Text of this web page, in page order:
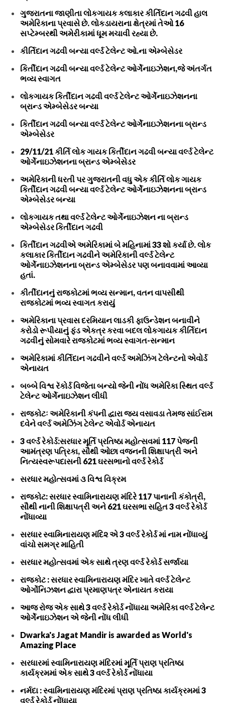
ગુજરાતના જાણીતા લોકગાયક કલાકાર કીર્તિદાન ગઢવી હાલ
અમેરિકાના પ્રવાસે છે. લોકડાયરાના ક્ષેત્રમાં તેઓ 16
સપ્ટેમ્બરથી અમેરીકામાં ધૂમ મચાવી રહ્યા છે.
કીર્તિદાન ગઢવી બન્યા વર્લ્ડ ટેલેન્ટ ઓ.ના એમ્બેસેડર
કિર્તીદાન ગઢવી બન્યા વર્લ્ડ ટેલેન્ટ ઓર્ગેનાઇઝેશન,જે અંતર્ગત
ભવ્ય સ્વાગત
લોકગાયક કિર્તીદાન ગઢવી વર્લ્ડ ટેલેન્ટ ઓર્ગેનાઇઝેશનના
બ્રાન્ડ એમ્બેસેડર બન્યા
કિર્તીદાન ગઢવી બન્યા વર્લ્ડ ટેલેન્ટ ઓર્ગેનાઇઝેશનના બ્રાન્ડ
એમ્બેસેડર
29/11/21 કીર્તિ લોક ગાયક કિર્તીદાન ગઢવી બન્યા વર્લ્ડ ટેલેન્ટ
ઓર્ગેનાઇઝેશનના બ્રાન્ડ એમ્બેસેડર
અમેરિકાની ધરતી પર ગુજરાતની વધુ એક કીર્તિ લોક ગાયક
કિર્તીદાન ગઢવી બન્યા વર્લ્ડ ટેલેન્ટ ઓર્ગેનાઇઝેશનના બ્રાન્ડ
એમ્બેસેડર બન્યા
લોકગાયક તથા વર્લ્ડ ટેલેન્ટ ઓર્ગેનાઇઝેશન ના બ્રાન્ડ
એમ્બેસેડર કિર્તીદાન ગઢવી
કિર્તીદાન ગઢવીએ અમેરિકામાં બે મહિનામાં 33 શો કર્યા છે. લોક
કલાકાર કિર્તીદાન ગઢવીને અમેરિકાની વર્લ્ડ ટેલેન્ટ
ઓર્ગેનાઇઝેશનના બ્રાન્ડ એમ્બેસેડર પણ બનાવવામાં આવ્યા
હતાં.
કીર્તીદાનનું રાજકોટમાં ભવ્ય સન્માન, વતન વાપસીથી
રાજકોટમાં ભવ્ય સ્વાગત કરાયું
અમેરિકાના પ્રવાસ દરમિયાન લાડકી ફાઉન્ડેશન બનાવીને
કરોડો રૂપીયાનું ફંડ એકત્ર કરવા બદલ લોકગાયક કીર્તિદાન
ગઢવીનું સોમવારે રાજકોટમાં ભવ્ય સ્વાગત-સન્માન
અમેરિકામાં કીર્તિદાન ગઢવીને વર્લ્ડ અમેઝિંગ ટેલેન્ટનો એવોર્ડ
એનાયત
બબ્બે વિશ્વ રૅકોર્ડ વિજેતા બન્યો જેની નોંધ અમેરિકા સ્થિત વર્લ્ડ
ટેલેન્ટ ઓર્ગેનાઇઝેશન લીધી
રાજકોટઃ અમેરિકાની કંપની દ્વારા જય વસાવડા તેમજ સાંઈરામ
દવેને વર્લ્ડ અમેઝિંગ ટેલેન્ટ એવોર્ડ એનાયત
3 વર્લ્ડ રેકોર્ડ:સરધાર મૂર્તિ પ્રતિષ્ઠા મહોત્સવમાં 117 પેજની
આમંત્રણ પત્રિકા, સૌથી ઓછા વજનની શિક્ષાપત્રી અને
નિત્યસ્વરૂપદાસની 621 ઘરસભાનો વર્લ્ડ રેકોર્ડ
સરધાર મહોત્સવમાં ૩ વિશ્વ વિક્રમ
રાજકોટ: સરધાર સ્વામિનારાયણ મંદિરે 117 પાનાની કંકોત્રી,
સૌથી નાની શિક્ષાપત્રી અને 621 ઘરસભા સહિત 3 વર્લ્ડ રેકોર્ડ
નોંધાવ્યા
સરધાર સ્વામિનારાયણ મંદિ૨ એ 3 વર્લ્ડ રેકોર્ડ માં નામ નોંધાવ્યું
વાંચો સમગ્ર માહિતી
સરધાર મહોત્સવમાં એક સાથે ત્રણ વર્લ્ડ રેકોર્ડ સર્જાયા
રાજકોટ : સરધાર સ્વામિનારાયણ મંદિર ખાતે વર્લ્ડ ટેલેન્ટ
ઓર્ગોનિઝશન દ્વારા પ્રમાણપત્ર એનાયત કરાયા
આજ રોજ એક સાથે 3 વર્લ્ડ રેકોર્ડ નોંધાયા અમેરિકા વર્લ્ડ ટેલેન્ટ
ઓર્ગેનાઇઝેશન એ જેની નોંધ લીધી
Dwarka's Jagat Mandir is awarded as World's
Amazing Place
સરધારમાં સ્વામિનારાયણ મંદિરમાં મૂર્તિ પ્રાણ પ્રતિષ્ઠા
કાર્યક્રમમાં એક સાથે 3 વર્લ્ડ રેકોર્ડ નોંધાયા
નર્મદા : સ્વામિનારાયણ મંદિરમાં પ્રાણ પ્રતિષ્ઠા કાર્યક્રમમાં 3
વર્લ્ડ રેકોર્ડ નોંધાયા